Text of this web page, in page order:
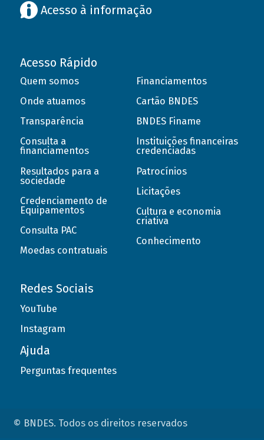
Acesso à informação
Acesso Rápido
Quem somos
Onde atuamos
Transparência
Consulta a
financiamentos
Resultados para a
sociedade
Credenciamento de
Equipamentos
Consulta PAC
Moedas contratuais
Financiamentos
Cartão BNDES
BNDES Finame
Instituições financeiras
credenciadas
Patrocínios
Licitações
Cultura e economia
criativa
Conhecimento
Redes Sociais
YouTube
Instagram
Ajuda
Perguntas frequentes
© BNDES. Todos os direitos reservados